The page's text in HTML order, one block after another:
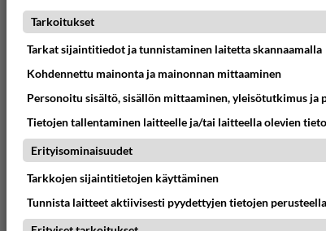
Nyt netissä on kansalaisaloite, jolla
suomalaisille tapahtuneista kansaneläkel...
28.07.2025 14:15
Tarkoitukset
Tarkat sijaintitiedot ja tunnistaminen laitetta skannaamalla
Kohdennettu mainonta ja mainonnan mittaaminen
Personoitu sisältö, sisällön mittaaminen, yleisötutkimus ja
Tietojen tallentaminen laitteelle ja/tai laitteella olevien
Erityisominaisuudet
Tarkkojen sijaintitietojen käyttäminen
Tunnista laitteet aktiivisesti pyydettyjen tietojen perusteella